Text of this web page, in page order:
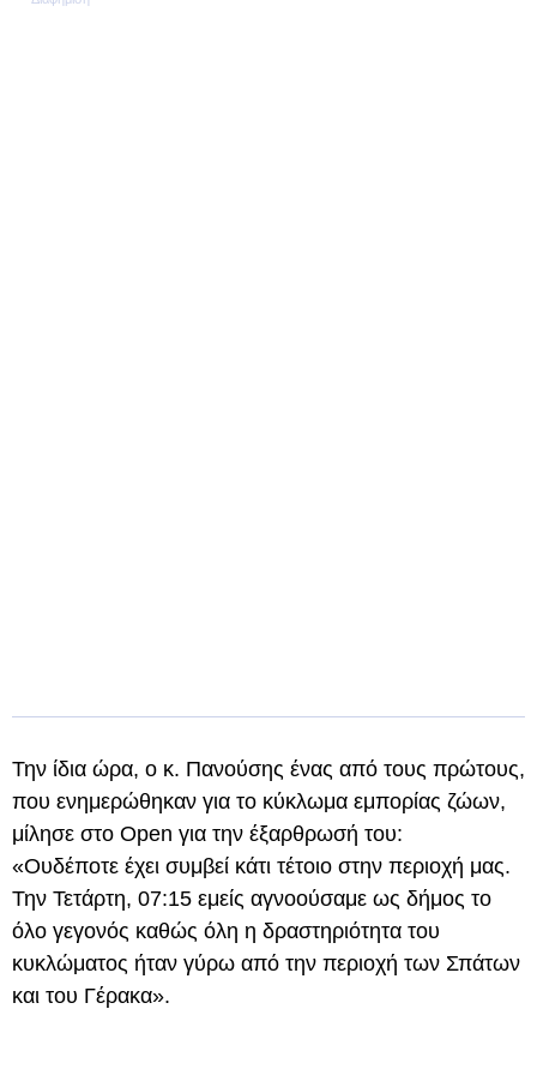
Την ίδια ώρα, ο κ. Πανούσης ένας από τους πρώτους,
που ενημερώθηκαν για το κύκλωμα εμπορίας ζώων,
μίλησε στο Open για την έξαρθρωσή του:
«Ουδέποτε έχει συμβεί κάτι τέτοιο στην περιοχή μας.
Την Τετάρτη, 07:15 εμείς αγνοούσαμε ως δήμος το
όλο γεγονός καθώς όλη η δραστηριότητα του
κυκλώματος ήταν γύρω από την περιοχή των Σπάτων
και του Γέρακα».